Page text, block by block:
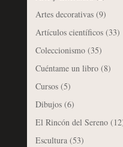
Artes decorativas(9)
Artículos científicos(33)
Coleccionismo(35)
Cuéntame un libro(8)
Cursos(5)
Dibujos(6)
El Rincón del Sereno
Escultura(53)